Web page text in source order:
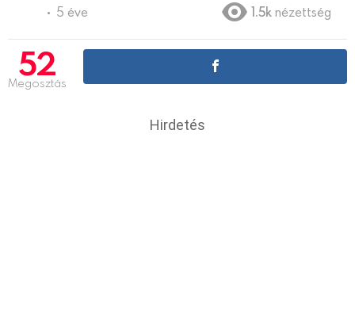
5 éve 1.5k nézettség
52
Megosztás
Hirdetés